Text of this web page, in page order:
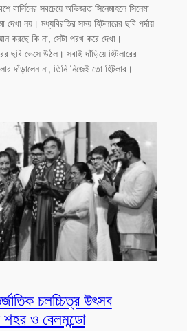
বার্লিনের সবচেয়ে অভিজাত সিনেমাহলে সিনেমা
দেখা নয়। মধ্যবিরতির সময় হিটলারের ছবি পর্দায়
করছে কি না, সেটা পরখ করে দেখা।
ছবি ভেসে উঠল। সবাই দাঁড়িয়ে হিটলারের
দাঁড়ালেন না, তিনি নিজেই তো হিটলার।
চলচ্চিত্র উৎসব
শহর ও বেলমন্ডো